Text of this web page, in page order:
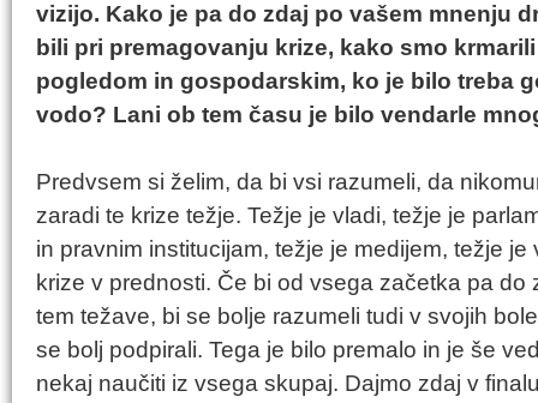
vizijo. Kako je pa do zdaj po vašem mnenju
bili pri premagovanju krize, kako smo
pogledom in gospodarskim, ko je bilo treba
vodo? Lani ob tem času je bilo vendarle
Predvsem si želim, da bi vsi razumeli, da
zaradi te krize težje. Težje je vladi, težje je
in pravnim institucijam, težje je medijem, težje
krize v prednosti. Če bi od vsega začetka pa do
tem težave, bi se bolje razumeli tudi v svojih
se bolj podpirali. Tega je bilo premalo in je še
nekaj naučiti iz vsega skupaj. Dajmo zdaj v